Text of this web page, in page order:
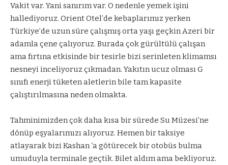
Vakit var. Yani sanırım var. O nedenle yemek işini
hallediyoruz. Orient Otel’de kebaplarımız yerken
Türkiye’de uzun süre çalışmış orta yaşı geçkin Azeri bir
adamla çene çalıyoruz. Burada çok gürültülü çalışan
ama fırtına etkisinde bir tesirle bizi serinleten klimamsı
nesneyi inceliyoruz çıkmadan. Yakıtın ucuz olması G
sınıfı enerji tüketen aletlerin bile tam kapasite
çalıştırılmasına neden olmakta.
Tahminimizden çok daha kısa bir sürede Su Müzesi’ne
dönüp eşyalarımızı alıyoruz. Hemen bir taksiye
atlayarak bizi Kashan ‘a götürecek bir otobüs bulma
umuduyla terminale geçtik. Bilet aldım ama bekliyoruz.